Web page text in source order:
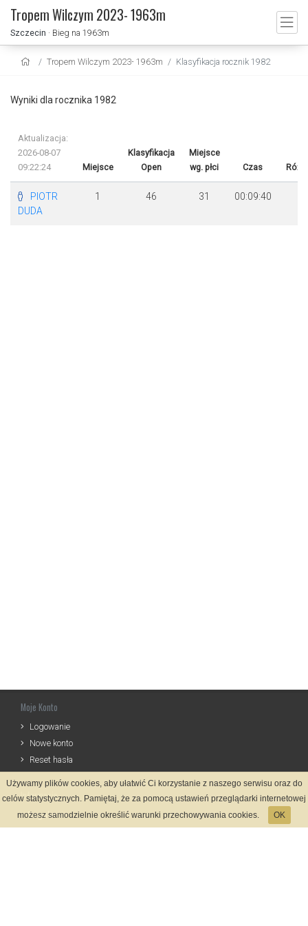
Tropem Wilczym 2023- 1963m
Szczecin · Bieg na 1963m
Tropem Wilczym 2023- 1963m Klasyfikacja rocznik 1982
Wyniki dla rocznika 1982
Aktualizacja:
2026-08-07
09:22:24
Miejsce
Klasyfikacja
Open
Miejsce
wg. płci
Czas
PIOTR
DUDA
1 46 31 00:09:40
Moje Konto
Logowanie
Nowe konto
Reset hasła
Informacje
Regulamin
Używamy plików cookies, aby ułatwić Ci korzystanie z naszego serwisu oraz do
celów statystycznych. Pamiętaj, że za pomocą ustawień przeglądarki internetowej
możesz samodzielnie określić warunki przechowywania cookies.
OK